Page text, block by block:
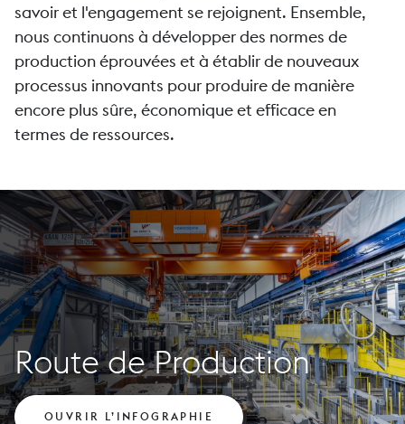
savoir et l'engagement se rejoignent. Ensemble,
nous continuons à développer des normes de
production éprouvées et à établir de nouveaux
processus innovants pour produire de manière
encore plus sûre, économique et efficace en
termes de ressources.
Route de Production
OUVRIR L’INFOGRAPHIE